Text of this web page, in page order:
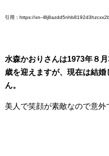
引用：https://xn--
水森かおりさんは1973年８
歳を迎えますが、現在は結
ん。
美人で笑顔が素敵なので意外